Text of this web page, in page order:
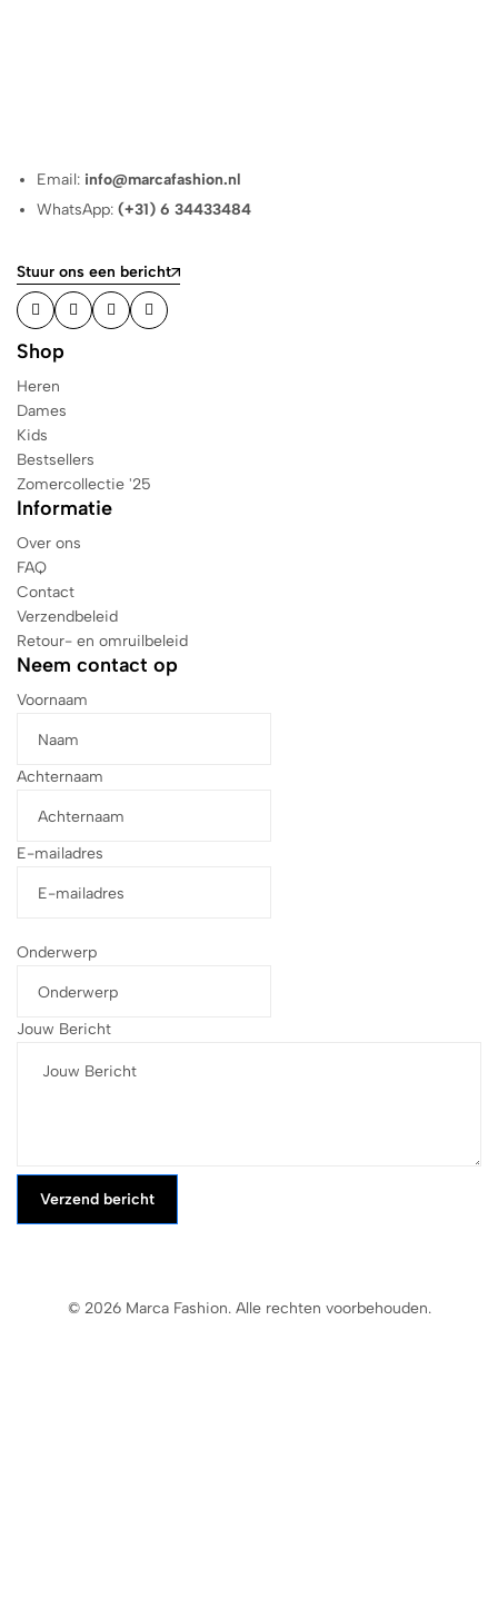
Email: info@marcafashion.nl
WhatsApp:(+31) 6 34433484
Stuur ons een bericht
Shop
Heren
Dames
Kids
Bestsellers
Zomercollectie '25
Informatie
Over ons
FAQ
Contact
Verzendbeleid
Retour- en omruilbeleid
Neem contact op
Voornaam
Achternaam
E-mailadres
Onderwerp
Jouw Bericht
Verzend bericht
© 2026 Marca Fashion. Alle rechten voorbehouden.